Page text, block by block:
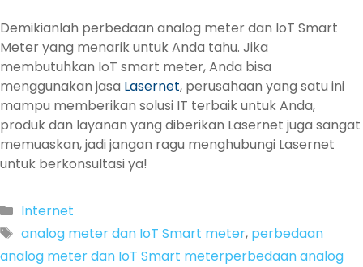
Demikianlah perbedaan analog meter dan IoT Smart
Meter yang menarik untuk Anda tahu. Jika
membutuhkan IoT smart meter, Anda bisa
menggunakan jasa Lasernet, perusahaan yang satu ini
mampu memberikan solusi IT terbaik untuk Anda,
produk dan layanan yang diberikan Lasernet juga sangat
memuaskan, jadi jangan ragu menghubungi Lasernet
untuk berkonsultasi ya!
Categories
Internet
Tags
analog meter dan IoT Smart meter, perbedaan
analog meter dan IoT Smart meterperbedaan analog